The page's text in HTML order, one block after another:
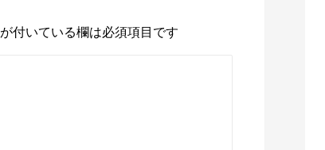
が付いている欄は必須項目です